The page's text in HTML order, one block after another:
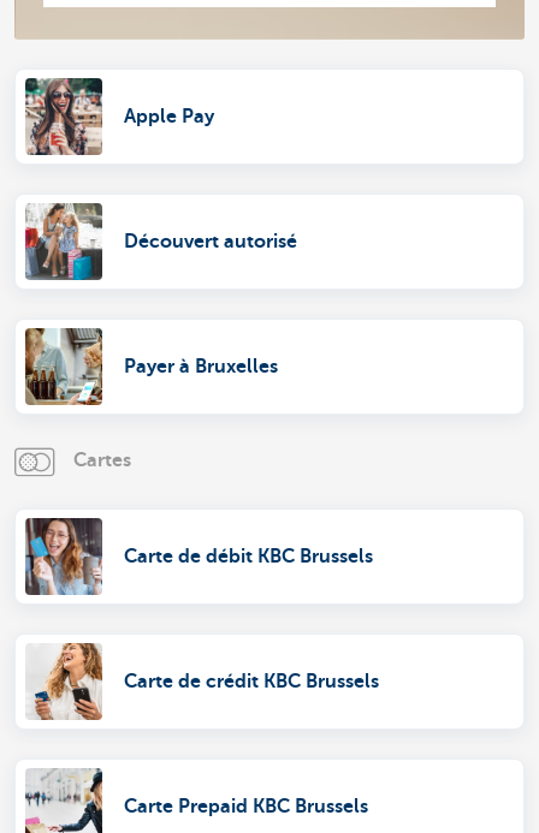
Apple Pay
Découvert autorisé
Payer à Bruxelles
Cartes
Carte de débit KBC Brussels
Carte de crédit KBC Brussels
Carte Prepaid KBC Brussels